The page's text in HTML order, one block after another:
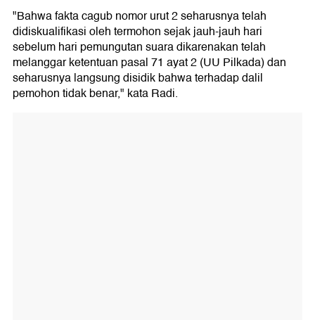
"Bahwa fakta cagub nomor urut 2 seharusnya telah
didiskualifikasi oleh termohon sejak jauh-jauh hari
sebelum hari pemungutan suara dikarenakan telah
melanggar ketentuan pasal 71 ayat 2 (UU Pilkada) dan
seharusnya langsung disidik bahwa terhadap dalil
pemohon tidak benar," kata Radi.